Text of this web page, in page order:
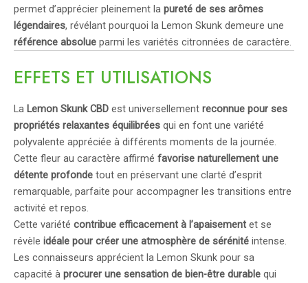
permet d’apprécier pleinement la pureté de ses arômes
légendaires, révélant pourquoi la Lemon Skunk demeure une
référence absolue parmi les variétés citronnées de caractère.
EFFETS ET UTILISATIONS
La Lemon Skunk CBD est universellement reconnue pour ses
propriétés relaxantes équilibrées qui en font une variété
polyvalente appréciée à différents moments de la journée.
Cette fleur au caractère affirmé favorise naturellement une
détente profonde tout en préservant une clarté d’esprit
remarquable, parfaite pour accompagner les transitions entre
activité et repos.
Cette variété contribue efficacement à l’apaisement et se
révèle idéale pour créer une atmosphère de sérénité intense.
Les connaisseurs apprécient la Lemon Skunk pour sa
capacité à procurer une sensation de bien-être durable qui